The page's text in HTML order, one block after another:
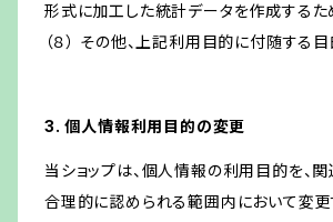
形式に加工した統計データを作成するた
（８） その他、上記利用目的に付随する
3. 個人情報利用目的の変更
当ショップは、個人情報の利用目的を、
合理的に認められる範囲内において変更